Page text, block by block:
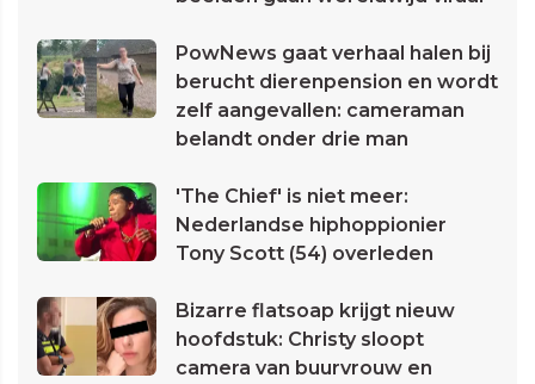
PowNews gaat verhaal halen bij
berucht dierenpension en wordt
zelf aangevallen: cameraman
belandt onder drie man
'The Chief' is niet meer:
Nederlandse hiphoppionier
Tony Scott (54) overleden
Bizarre flatsoap krijgt nieuw
hoofdstuk: Christy sloopt
camera van buurvrouw en